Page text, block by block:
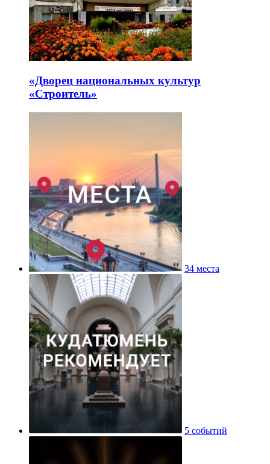
«Дворец национальных культур
«Строитель»
34 места
5 событий